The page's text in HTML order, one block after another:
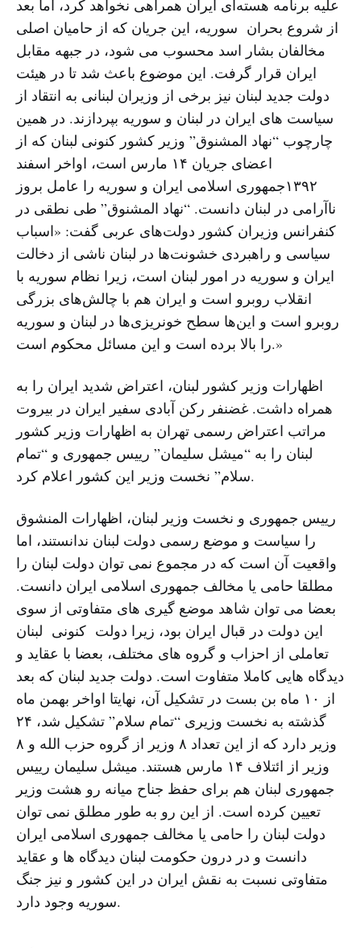
علیه برنامه هسته‌ای ایران همراهی نخواهد کرد، اما بعد
از شروع بحران سوریه، این جریان که از حامیان اصلى
مخالفان بشار اسد محسوب مى شود، در جبهه مقابل
ایران قرار گرفت. این موضوع باعث شد تا در هیئت
دولت جدید لبنان نیز برخی از وزیران لبنانی به انتقاد از
سیاست های ایران در لبنان و سوریه بپردازند. در همین
چارچوب “نهاد المشنوق” وزیر کشور کنونی لبنان که از
اعضاى جریان ١۴ مارس است، اواخر اسفند
١٣٩٢جمهورى اسلامى ایران و سوریه را عامل بروز
ناآرامى در لبنان دانست. “نهاد المشنوق” طی نطقی در
کنفرانس وزیران کشور دولت‌های عربی گفت: «اسباب
سیاسی و راهبردی خشونت‌ها در لبنان ناشی از دخالت
ایران و سوریه در امور لبنان است، زیرا نظام سوریه با
انقلاب روبرو است و ایران هم با چالش‌های بزرگی
روبرو است و این‌ها سطح خونریزی‌ها در لبنان و سوریه
را بالا برده است و این مسائل محکوم است.»
اظهارات وزیر کشور لبنان، اعتراض شدید ایران را به
همراه داشت. غضنفر رکن آبادى سفیر ایران در بیروت
مراتب اعتراض رسمی تهران به اظهارات وزیر کشور
لبنان را به “میشل سلیمان” رییس جمهوری و “تمام
سلام” نخست وزیر این کشور اعلام کرد.
رییس جمهوری و نخست وزیر لبنان، اظهارات المنشوق
را سیاست و موضع رسمى دولت لبنان ندانستند، اما
واقعیت آن است که در مجموع نمى توان دولت لبنان را
مطلقا حامى یا مخالف جمهورى اسلامى ایران دانست.
بعضا مى توان شاهد موضع گیرى هاى متفاوتى از سوى
این دولت در قبال ایران بود، زیرا دولت کنونی لبنان
تعاملى از احزاب و گروه هاى مختلف، بعضا با عقاید و
دیدگاه هایى کاملا متفاوت است. دولت جدید لبنان که بعد
از ١٠ ماه بن بست در تشکیل آن، نهایتا اواخر بهمن ماه
گذشته به نخست وزیرى “تمام سلام” تشکیل شد، ٢۴
وزیر دارد که از این تعداد ٨ وزیر از گروه حزب الله و ٨
وزیر از ائتلاف ١۴ مارس هستند. میشل سلیمان رییس
جمهوری لبنان هم برای حفظ جناح میانه رو هشت وزیر
تعیین کرده است. از این رو به طور مطلق نمى توان
دولت لبنان را حامى یا مخالف جمهورى اسلامى ایران
دانست و در درون حکومت لبنان دیدگاه ها و عقاید
متفاوتى نسبت به نقش ایران در این کشور و نیز جنگ
سوریه وجود دارد.